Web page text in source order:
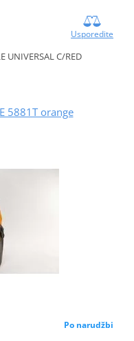
Usporedite
UNIVERSAL C/RED
5881T orange
Po narudžbi